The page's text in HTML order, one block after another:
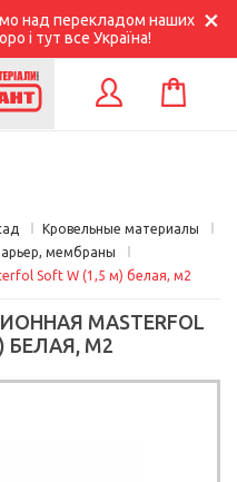
над перекладом наших
і тут все Україна!
КОРЗИНА
Кровельные материалы
мембраны
Soft W (1,5 м) белая, м2
MASTERFOL
БЕЛАЯ, М2